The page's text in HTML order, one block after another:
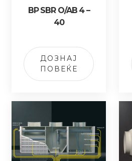
BP SBR O/AB 4 –
40
ДОЗНАЈ
ПОВЕЌЕ